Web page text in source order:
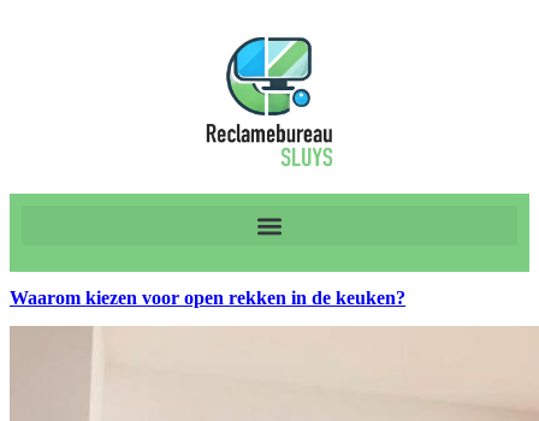
Waarom kiezen voor open rekken in de keuken?